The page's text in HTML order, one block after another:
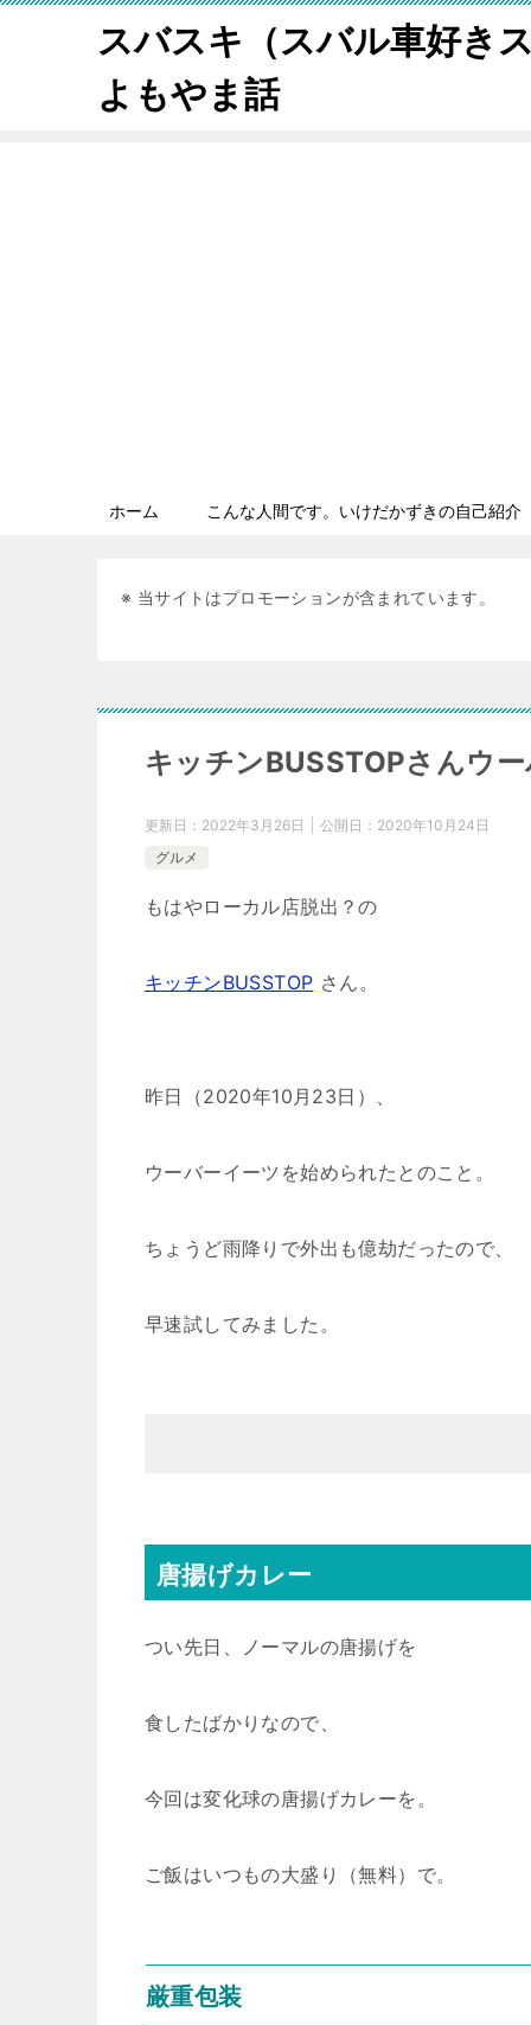
スバスキ（スバル車好き
よもやま話
ホーム こんな人間です。いけだかずきの自己紹介
※ 当サイトはプロモーションが含まれています。
キッチンBUSSTOPさんウ
更新日： 2022年3月26日 公開日： 2020年10月24日
グルメ
もはやローカル店脱出？の
キッチンBUSSTOP さん。
昨日（2020年10月23日）、
ウーバーイーツを始められたとのこと。
ちょうど雨降りで外出も億劫だったので、
早速試してみました。
唐揚げカレー
つい先日、ノーマルの唐揚げを
食したばかりなので、
今回は変化球の唐揚げカレーを。
ご飯はいつもの大盛り（無料）で。
厳重包装